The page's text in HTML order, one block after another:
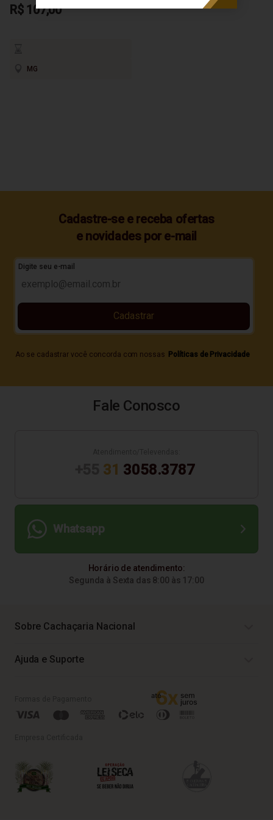
R$ 107,00
MG
Cadastre-se e receba ofertas
e novidades por e-mail
Digite seu e-mail
Ao se cadastrar você concorda com nossas Políticas de Privacidade
Cadastrar
Fale Conosco
31 3058.3787
Whatsapp
Horário de atendimento:
Segunda à Sexta das 8:00 às 17:00
Sobre Cachaçaria Nacional
Ajuda e Suporte